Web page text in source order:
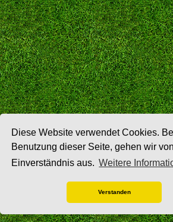
Diese Website verwendet Cookies.
Benutzung dieser Seite, gehen wir
Einverständnis aus. Weitere
Verstanden